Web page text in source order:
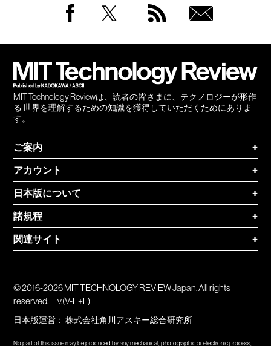
MIT Technology Reviewは、読者の皆さまに、テクノロジーが形作
る 世界を理解するための知識を獲得していただくためにありま
す。
ご案内
+
アカウント
+
日本版について
+
諸規程
+
関連サイト
+
© 2016-2026 MIT TECHNOLOGY REVIEW Japan. All rights
reserved.
v.(V-E+F)
日本版運営：株式会社角川アスキー総合研究所
No part of this issue may be produced by any mechanical, photographic or electronic process,